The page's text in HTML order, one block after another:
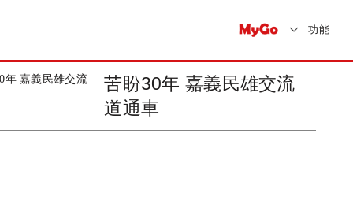
功能
員林交通大躍進(彰77
線)南段道路工程...